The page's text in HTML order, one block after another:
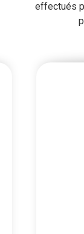
effectués